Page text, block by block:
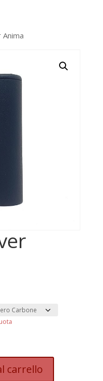
carrello